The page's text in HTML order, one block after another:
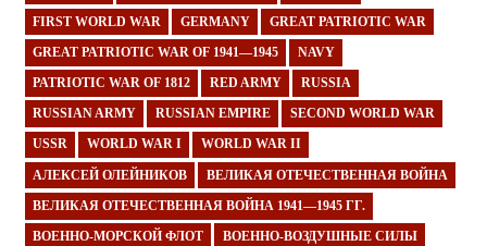
FIRST WORLD WAR GERMANY GREAT PATRIOTIC WAR
GREAT PATRIOTIC WAR OF 1941—1945 NAVY
PATRIOTIC WAR OF 1812 RED ARMY RUSSIA
RUSSIAN ARMY RUSSIAN EMPIRE SECOND WORLD WAR
USSR WORLD WAR I WORLD WAR II
АЛЕКСЕЙ ОЛЕЙНИКОВ ВЕЛИКАЯ ОТЕЧЕСТВЕННАЯ ВОЙНА
ВЕЛИКАЯ ОТЕЧЕСТВЕННАЯ ВОЙНА 1941—1945 ГГ.
ВОЕННО-МОРСКОЙ ФЛОТ ВОЕННО-ВОЗДУШНЫЕ СИЛЫ